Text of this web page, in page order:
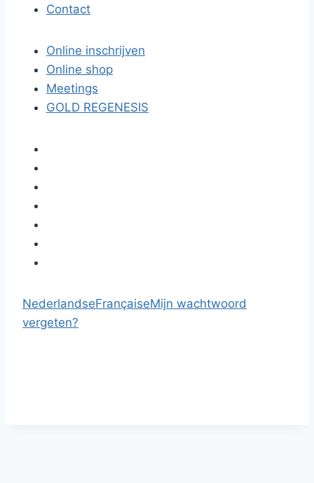
Contact
Online inschrijven
Online shop
Meetings
GOLD REGENESIS
NederlandseFrançaiseMijn wachtwoord
vergeten?